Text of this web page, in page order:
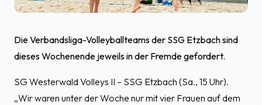
Die Verbandsliga-Volleyballteams der SSG Etzbach sind
dieses Wochenende jeweils in der Fremde gefordert.
SG Westerwald Volleys II – SSG Etzbach (Sa., 15 Uhr).
„Wir waren unter der Woche nur mit vier Frauen auf dem